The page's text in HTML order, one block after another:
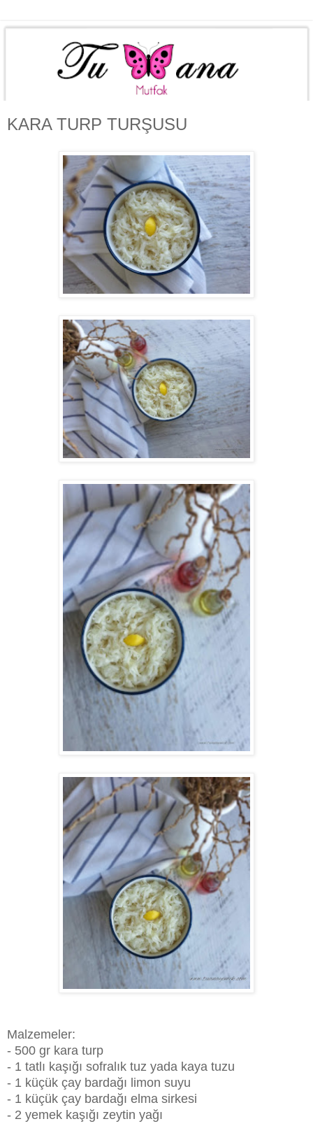
KARA TURP TURŞUSU
Malzemeler:
- 500 gr kara turp
- 1 tatlı kaşığı sofralık tuz yada kaya tuzu
- 1 küçük çay bardağı limon suyu
- 1 küçük çay bardağı elma sirkesi
- 2 yemek kaşığı zeytin yağı